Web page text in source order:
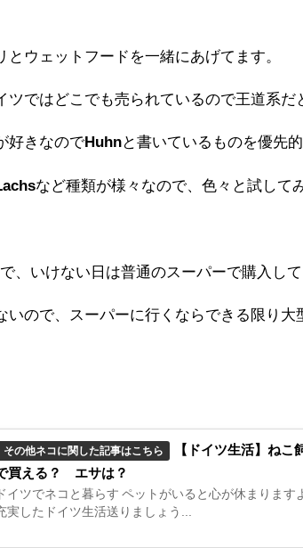
ウェットフードを一緒にあげてます。
ツではどこでも売られているので王道系だ
好きなのでHuhnと書いているものを優先
など種類が様々なので、色々と試して
で、いけない日は普通のスーパーで購入して
いので、スーパーに行くならできる限り大
その他ネコに関した記事はこちら
【ドイツ生活】ね
買える？ エサは？
ドイツでネコと暮らす ペットがいると心が休まります
実したドイツ生活送りましょう...